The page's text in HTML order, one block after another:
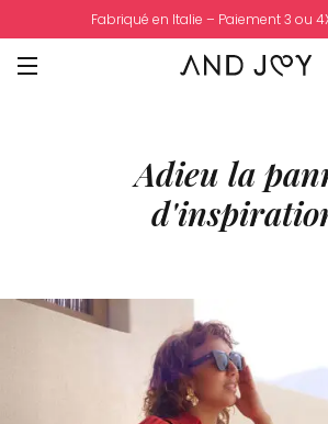
3 ou 4X sans frais
Adieu la